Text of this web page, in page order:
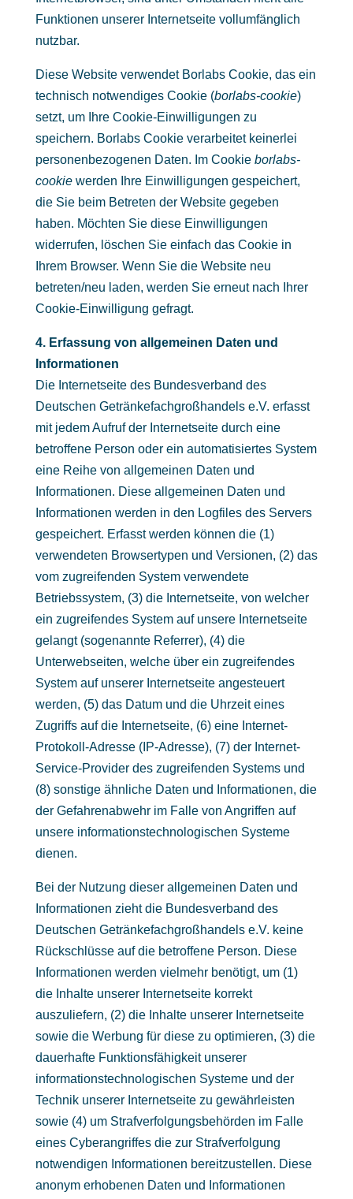
Funktionen unserer Internetseite vollumfänglich
nutzbar.
Diese Website verwendet Borlabs Cookie, das ein
technisch notwendiges Cookie (borlabs-cookie)
setzt, um Ihre Cookie-Einwilligungen zu
speichern. Borlabs Cookie verarbeitet keinerlei
personenbezogenen Daten. Im Cookie borlabs-
cookiewerden Ihre Einwilligungen gespeichert,
die Sie beim Betreten der Website gegeben
haben. Möchten Sie diese Einwilligungen
widerrufen, löschen Sie einfach das Cookie in
Ihrem Browser. Wenn Sie die Website neu
betreten/neu laden, werden Sie erneut nach Ihrer
Cookie-Einwilligung gefragt.
4. Erfassung von allgemeinen Daten und
Informationen
Die Internetseite des Bundesverband des
Deutschen Getränkefachgroßhandels e.V. erfasst
mit jedem Aufruf der Internetseite durch eine
betroffene Person oder ein automatisiertes System
eine Reihe von allgemeinen Daten und
Informationen. Diese allgemeinen Daten und
Informationen werden in den Logfiles des Servers
gespeichert. Erfasst werden können die (1)
verwendeten Browsertypen und Versionen, (2) das
vom zugreifenden System verwendete
Betriebssystem, (3) die Internetseite, von welcher
ein zugreifendes System auf unsere Internetseite
gelangt (sogenannte Referrer), (4) die
Unterwebseiten, welche über ein zugreifendes
System auf unserer Internetseite angesteuert
werden, (5) das Datum und die Uhrzeit eines
Zugriffs auf die Internetseite, (6) eine Internet-
Protokoll-Adresse (IP-Adresse), (7) der Internet-
Service-Provider des zugreifenden Systems und
(8) sonstige ähnliche Daten und Informationen, die
der Gefahrenabwehr im Falle von Angriffen auf
unsere informationstechnologischen Systeme
dienen.
Bei der Nutzung dieser allgemeinen Daten und
Informationen zieht die Bundesverband des
Deutschen Getränkefachgroßhandels e.V. keine
Rückschlüsse auf die betroffene Person. Diese
Informationen werden vielmehr benötigt, um (1)
die Inhalte unserer Internetseite korrekt
auszuliefern, (2) die Inhalte unserer Internetseite
sowie die Werbung für diese zu optimieren, (3) die
dauerhafte Funktionsfähigkeit unserer
informationstechnologischen Systeme und der
Technik unserer Internetseite zu gewährleisten
sowie (4) um Strafverfolgungsbehörden im Falle
eines Cyberangriffes die zur Strafverfolgung
notwendigen Informationen bereitzustellen. Diese
anonym erhobenen Daten und Informationen